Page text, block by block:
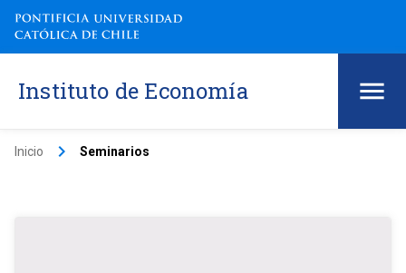
Instituto de Economía
Inicio keyboard_arrow_right Seminarios